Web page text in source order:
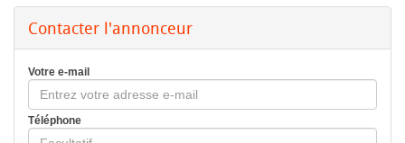
Contacter l'annonceur
Votre e-mail
Téléphone